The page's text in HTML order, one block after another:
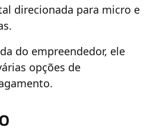
direcionada para micro e
do empreendedor, ele
opções de